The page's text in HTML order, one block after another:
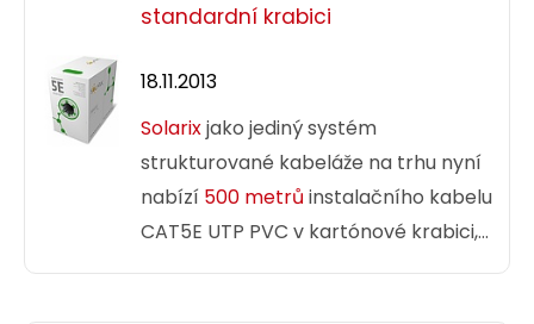
standardní krabici
18.11.2013
Solarixjako jediný systém
strukturované kabeláže na trhu nyní
nabízí 500 metrů instalačního kabelu
CAT5E UTP PVC v kartónové krabici,
jenž se u podobných kabelů běžně